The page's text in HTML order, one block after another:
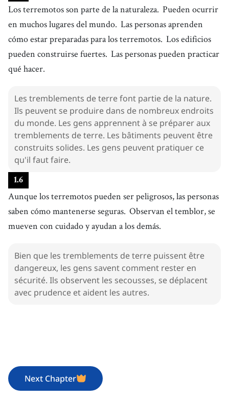
Los terremotos son parte de la naturaleza. Pueden ocurrir
en muchos lugares del mundo. Las personas aprenden
cómo estar preparadas para los terremotos. Los edificios
pueden construirse fuertes. Las personas pueden practicar
qué hacer.
Les tremblements de terre font partie de la nature.
Ils peuvent se produire dans de nombreux endroits
du monde. Les gens apprennent à se préparer aux
tremblements de terre. Les bâtiments peuvent être
construits solides. Les gens peuvent pratiquer ce
qu'il faut faire.
1.6
Aunque los terremotos pueden ser peligrosos, las personas
saben cómo mantenerse seguras. Observan el temblor, se
mueven con cuidado y ayudan a los demás.
Bien que les tremblements de terre puissent être
dangereux, les gens savent comment rester en
sécurité. Ils observent les secousses, se déplacent
avec prudence et aident les autres.
Next Chapter